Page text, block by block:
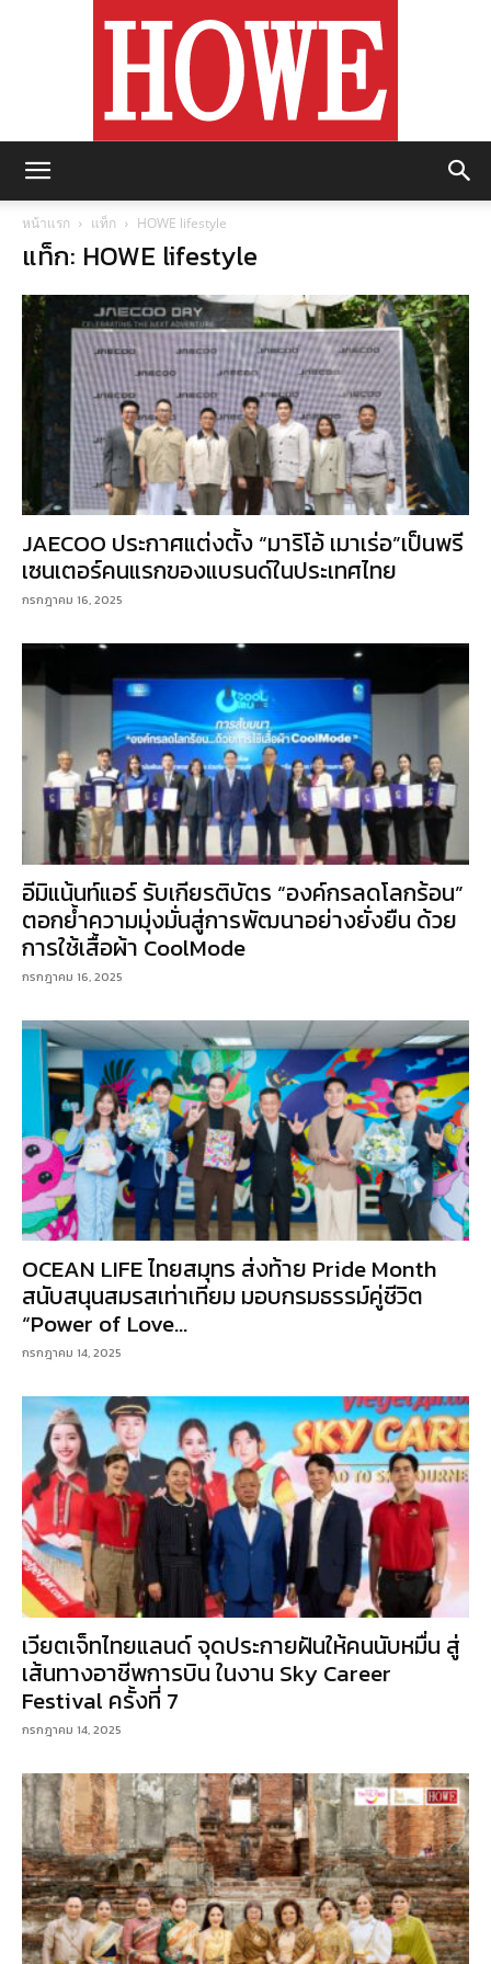
หน้าแรก แท็ก HOWE lifestyle
แท็ก: HOWE lifestyle
JAECOO ประกาศแต่งตั้ง “มาริโอ้ เมาเร่อ”เป็นพรี
เซนเตอร์คนแรกของแบรนด์ในประเทศไทย
กรกฎาคม 16, 2025
อีมิแน้นท์แอร์ รับเกียรติบัตร “องค์กรลดโลกร้อน”
ตอกย้ำความมุ่งมั่นสู่การพัฒนาอย่างยั่งยืน ด้วย
การใช้เสื้อผ้า CoolMode
กรกฎาคม 16, 2025
OCEAN LIFE ไทยสมุทร ส่งท้าย Pride Month
สนับสนุนสมรสเท่าเทียม มอบกรมธรรม์คู่ชีวิต
“Power of Love...
กรกฎาคม 14, 2025
เวียตเจ็ทไทยแลนด์ จุดประกายฝันให้คนนับหมื่น สู่
เส้นทางอาชีพการบิน ในงาน Sky Career
Festival ครั้งที่ 7
กรกฎาคม 14, 2025